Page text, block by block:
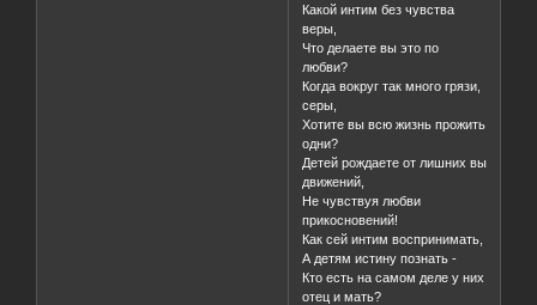
Какой интим без чувства
веры,
Что делаете вы это по
любви?
Когда вокруг так много грязи,
серы,
Хотите вы всю жизнь прожить
одни?
Детей рождаете от лишних вы
движений,
Не чувствуя любви
прикосновений!
Как сей интим воспринимать,
А детям истину познать -
Кто есть на самом деле у них
отец и мать?